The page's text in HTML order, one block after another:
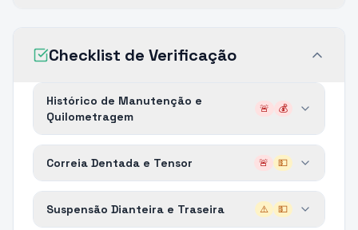
Checklist de Verificação
Histórico de Manutenção e
Quilometragem
🚨 💰
Correia Dentada e Tensor 🚨 💵
Suspensão Dianteira e Traseira ⚠️ 💵